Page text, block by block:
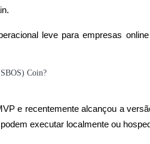
leve para empresas
e recentemente alcançou a
executar localmente ou